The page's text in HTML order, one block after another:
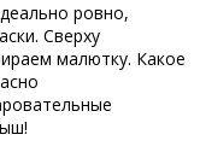
ровно,
Сверху
малютку. Какое